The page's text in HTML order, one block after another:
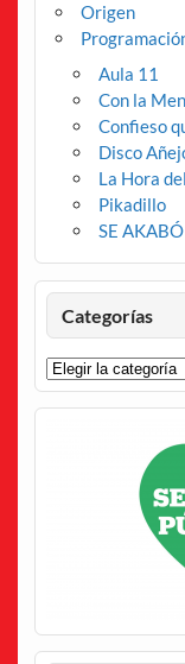
Origen
Aula 11
Con la
Confieso
Disco
La Hora
Pikadillo
SE
Categorías
Categorías